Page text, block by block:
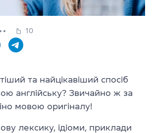
Ворота, вул. Ярославів Вал, 13/2-б,
10
та найцікавіший спосіб
англійську? Звичайно ж за
мовою оригіналу!
лексику, ідіоми, приклади